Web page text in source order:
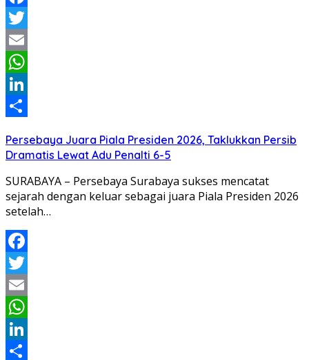
Facebook
Twitter
Email
WhatsApp
LinkedIn
Persebaya Juara Piala Presiden 2026, Taklukkan Persib
Dramatis Lewat Adu Penalti 6-5
SURABAYA – Persebaya Surabaya sukses mencatat
sejarah dengan keluar sebagai juara Piala Presiden 2026
setelah…
Facebook
Twitter
Email
WhatsApp
LinkedIn